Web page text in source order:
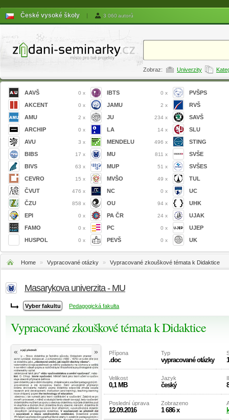
České vysoké školy | 3 060 autorů
Zobraz: Univerzity
AAVŠ 0 x
AKCENT 0 x
AMU 2 x
ARCHIP 0 x
AVU 3 x
BIBS 17 x
BIVS 63 x
CEVRO 15 x
ČVUT 476 x
ČZU 858 x
EPI 0 x
FAMO 0 x
HUSPOL 0 x
IBTS 0 x
JAMU 2 x
JU 234 x
LA 14 x
MENDELU 496 x
MU 811 x
MUP 51 x
MVŠO 49 x
NC 0 x
OU 94 x
PA ČR 24 x
PC 0 x
PEVŠ 0 x
PVŠPS
RVŠ
SAVŠ
SLU
STING
SVŠE
SVŠES
TUL
UC
UHK
UJAK
UJEP
UK
Home » Vypracované otázky » Vypracované zkouškové témata k Didaktice
Masarykova univerzita - MU
Pedagogická fakulta
Vypracované zkouškové témata k Didaktice
« » Přípona
.doc
Typ
vypracované otázky
Velikost
0,1 MB
Jazyk
český
Poslední úprava
12.09.2016
Zobrazeno
1 686 x